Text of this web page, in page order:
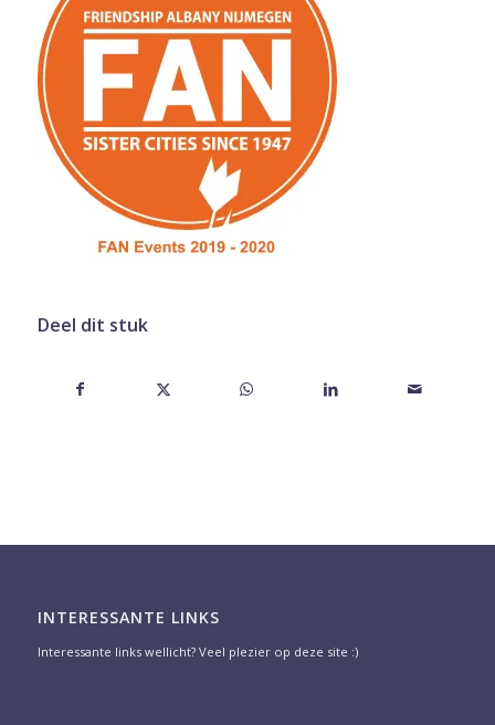
Deel dit stuk
INTERESSANTE LINKS
Interessante links wellicht? Veel plezier op deze site :)